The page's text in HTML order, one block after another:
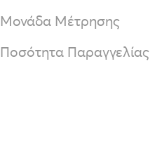
Μονάδα Μέτρησης
Ποσότητα Παραγγελίας